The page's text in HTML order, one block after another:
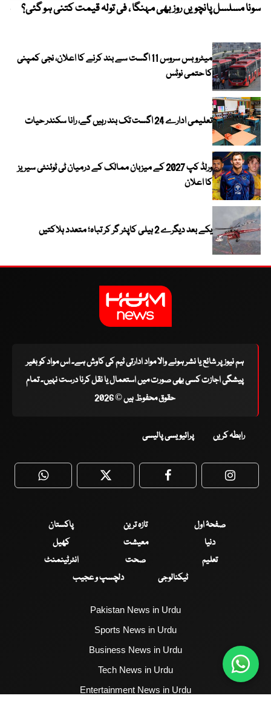
سونا مسلسل پانچویں روز بھی مہنگا ، فی تولہ قیمت کتنی ہو گئی؟
میٹرو بس سروس 11 اگست سے بند کرنے کا اعلان، نجی کمپنی
کا حتمی نوٹس
تعلیمی ادارے 24 اگست تک بند رہیں گے، رانا سکندر حیات
ورلڈ کپ 2027 کے میزبان ممالک کے درمیان ٹی ٹوئنٹی سیریز
کا اعلان
یکے بعد دیگرے 2 ہیلی کاپٹر گر کر تباہ؛ متعدد ہلاکتیں
ہم نیوز پر شائع یا نشر ہونے والا مواد ادارتی ٹیم کی کاوش ہے۔ اس مواد کو بغیر
پیشگی اجازت کسی بھی صورت میں استعمال یا نقل کرنا درست نہیں۔ تمام
حقوق محفوظ ہیں © 2026
رابطہ کریں پرائیویسی پالیسی
WhatsApp Twitter Facebook
صفحۂ اول تازہ ترین
پاکستان
دنیا
معیشت
کھیل
تعلیم
صحت
انٹرٹینمنٹ
ٹیکنالوجی
دلچسپ و عجیب
Pakistan News in Urdu
Sports News in Urdu
Business News in Urdu
Tech News in Urdu
Entertainment News in Urdu